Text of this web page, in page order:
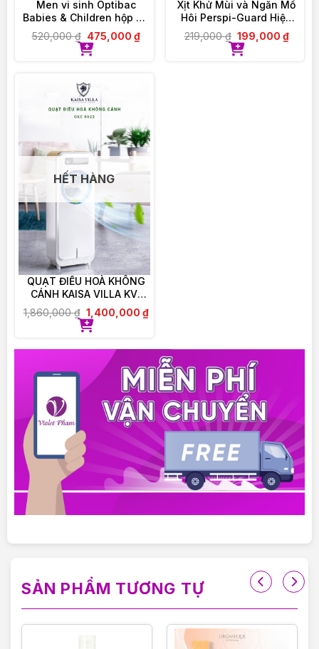
VIOLET PHAM – CHẤT LƯỢNG ĐI CÙNG TÂM
ĐỨC
Men vi sinh Optibac
Babies & Children hộp 30
gói
520,000₫ 475,000 ₫
Xịt Khử Mùi và Ngăn Mồ
Hôi Perspi-Guard Hiệu
Quả Tối Ưu 30ml
219,000₫ 199,000 ₫
HẾT HÀNG
QUẠT ĐIỀU HOÀ KHÔNG
CÁNH KAISA VILLA KV-
QKC6622
1,860,000₫ 1,400,000 ₫
SẢN PHẨM TƯƠNG TỰ